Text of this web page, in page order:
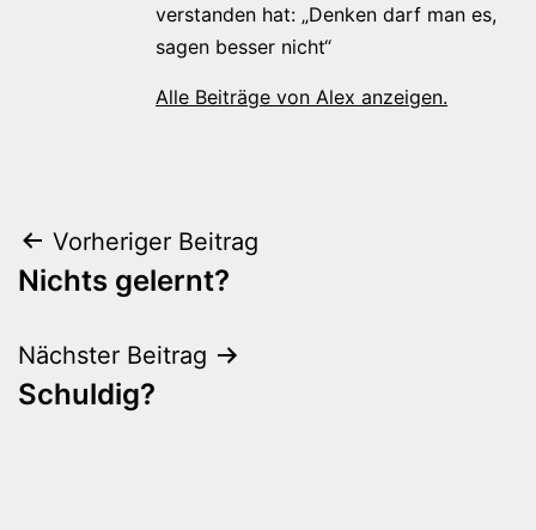
verstanden hat: „Denken darf man es,
sagen besser nicht“
Alle Beiträge von Alex anzeigen.
Beitragsnavigation
Vorheriger Beitrag
Nichts gelernt?
Nächster Beitrag
Schuldig?